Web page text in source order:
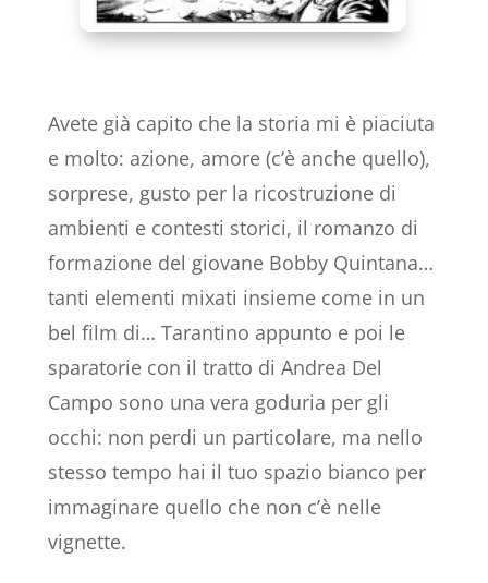
Avete già capito che la storia mi è piaciuta
e molto: azione, amore (c’è anche quello),
sorprese, gusto per la ricostruzione di
ambienti e contesti storici, il romanzo di
formazione del giovane Bobby Quintana…
tanti elementi mixati insieme come in un
bel film di… Tarantino appunto e poi le
sparatorie con il tratto di Andrea Del
Campo sono una vera goduria per gli
occhi: non perdi un particolare, ma nello
stesso tempo hai il tuo spazio bianco per
immaginare quello che non c’è nelle
vignette.